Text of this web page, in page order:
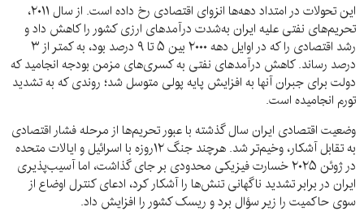
این تحولات در امتداد دهه‌ها انزوای اقتصادی رخ داده است. از سال ۲۰۱۱،
تحریم‌های نفتی علیه ایران به‌شدت درآمدهای ارزی کشور را کاهش داد و
رشد اقتصادی را که در اوایل دهه ۲۰۰۰ بین ۵ تا ۹ درصد بود، به کمتر از ۳
درصد رساند. کاهش درآمدهای نفتی به کسری‌های مزمن بودجه انجامید که
دولت برای جبران آنها به افزایش پایه پولی متوسل شد؛ روندی که به تشدید
تورم انجامیده است.
وضعیت اقتصادی ایران سال گذشته با عبور تحریم‌ها از مرحله فشار اقتصادی
به تقابل آشکار، وخیم‌تر شد. هرچند جنگ ۱۲روزه با اسرائیل و ایالات متحده
در ژوئن ۲۰۲۵ خسارت فیزیکی محدودی بر جای گذاشت، اما آسیب‌پذیری
ایران در برابر تشدید ناگهانی تنش‌ها را آشکار کرد، ادعای کنترل اوضاع از
سوی حاکمیت را زیر سؤال برد و ریسک کشور را افزایش داد.